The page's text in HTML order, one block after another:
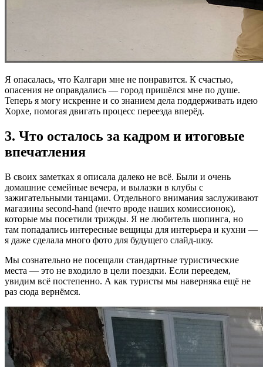
Я опасалась, что Калгари мне не понравится. К счастью,
опасения не оправдались — город пришёлся мне по душе.
Теперь я могу искренне и со знанием дела поддерживать идею
Хорхе, помогая двигать процесс переезда вперёд.
3. Что осталось за кадром и итоговые
впечатления
В своих заметках я описала далеко не всё. Были и очень
домашние семейные вечера, и вылазки в клубы с
зажигательными танцами. Отдельного внимания заслуживают
магазины second-hand (нечто вроде наших комиссионок),
которые мы посетили трижды. Я не любитель шопинга, но
там попадались интересные вещицы для интерьера и кухни —
я даже сделала много фото для будущего слайд-шоу.
Мы сознательно не посещали стандартные туристические
места — это не входило в цели поездки. Если переедем,
увидим всё постепенно. А как туристы мы наверняка ещё не
раз сюда вернёмся.